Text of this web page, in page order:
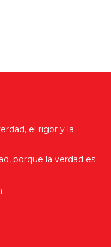
el rigor y la
porque la verdad es